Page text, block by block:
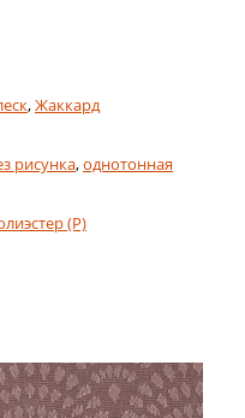
,Жаккард
рисунка,однотонная
(Р)